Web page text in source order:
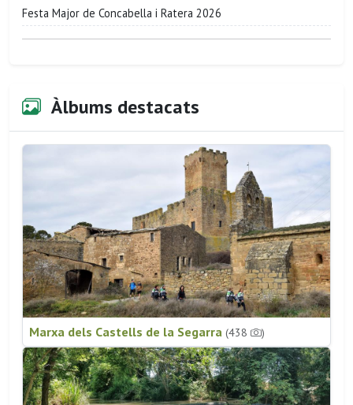
Festa Major de Concabella i Ratera 2026
Àlbums destacats
Marxa dels Castells de la Segarra (438 )